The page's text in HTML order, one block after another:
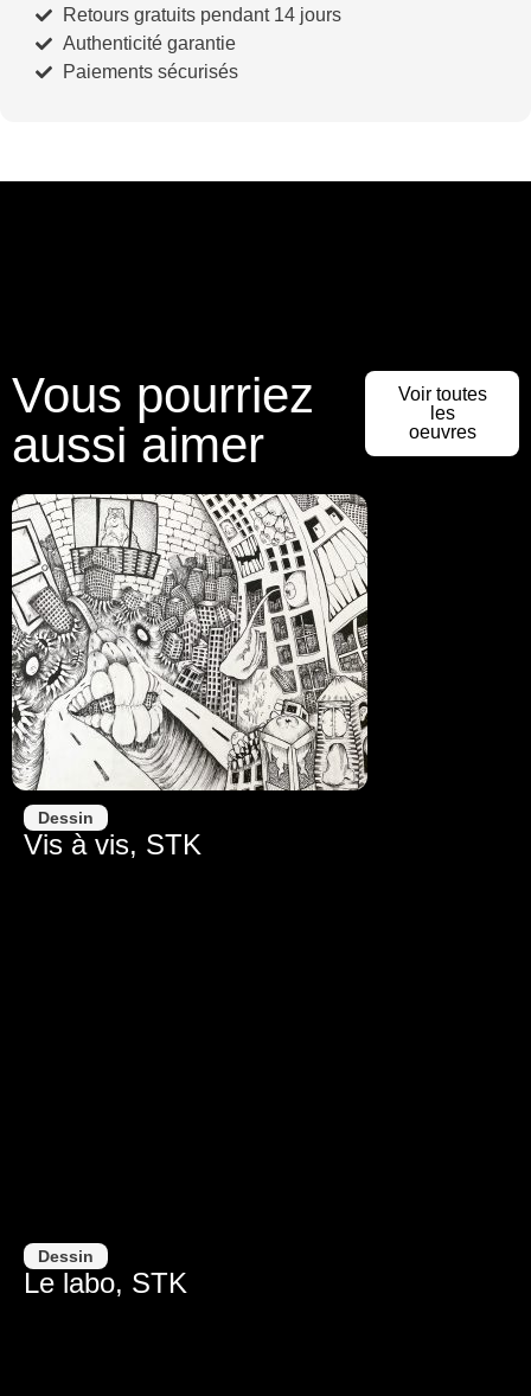
Retours gratuits pendant 14 jours
Authenticité garantie
Paiements sécurisés
Vous pourriez
aussi aimer
Voir toutes
les
oeuvres
Dessin
Vis à vis, STK
Dessin
Le labo, STK